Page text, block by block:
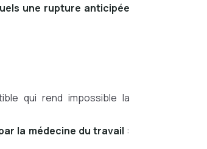
une rupture anticipée
qui rend impossible la
la médecine du travail :